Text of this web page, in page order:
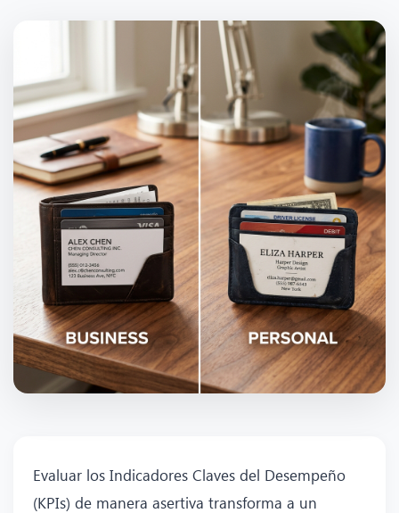
Evaluar los Indicadores Claves del Desempeño
(KPIs) de manera asertiva transforma a un